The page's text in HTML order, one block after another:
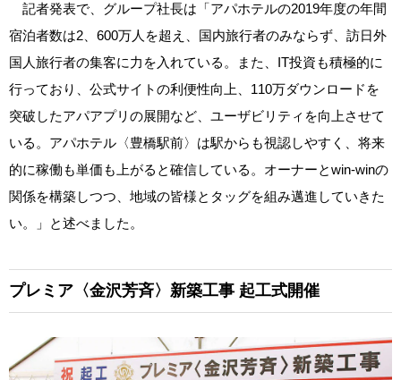
記者発表で、グループ社長は「アパホテルの2019年度の年間
宿泊者数は2、600万人を超え、国内旅行者のみならず、訪日外
国人旅行者の集客に力を入れている。また、IT投資も積極的に
行っており、公式サイトの利便性向上、110万ダウンロードを
突破したアパアプリの展開など、ユーザビリティを向上させて
いる。アパホテル〈豊橋駅前〉は駅からも視認しやすく、将来
的に稼働も単価も上がると確信している。オーナーとwin‐winの
関係を構築しつつ、地域の皆様とタッグを組み邁進していきた
い。」と述べました。
プレミア〈金沢芳斉〉新築工事 起工式開催